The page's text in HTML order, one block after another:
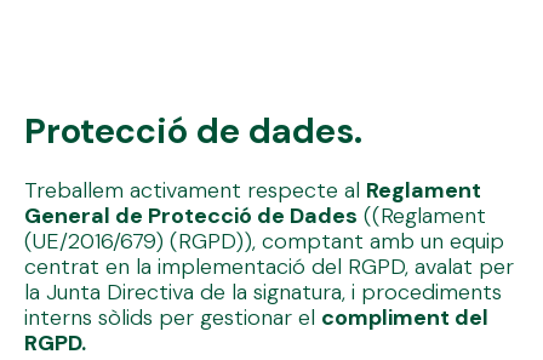
Protecció de dades.
Treballem activament respecte al Reglament
General de Protecció de Dades ((Reglament
(UE/2016/679) (RGPD)), comptant amb un equip
centrat en la implementació del RGPD, avalat per
la Junta Directiva de la signatura, i procediments
interns sòlids per gestionar el compliment del
RGPD.